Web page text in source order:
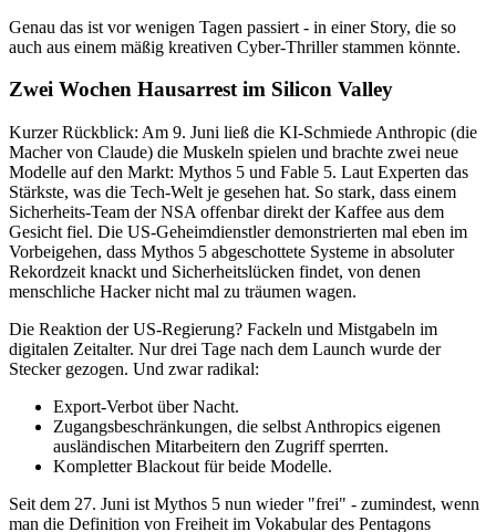
Genau das ist vor wenigen Tagen passiert - in einer Story, die so
auch aus einem mäßig kreativen Cyber-Thriller stammen könnte.
Zwei Wochen Hausarrest im Silicon Valley
Kurzer Rückblick: Am 9. Juni ließ die KI-Schmiede Anthropic (die
Macher von Claude) die Muskeln spielen und brachte zwei neue
Modelle auf den Markt: Mythos 5 und Fable 5. Laut Experten das
Stärkste, was die Tech-Welt je gesehen hat. So stark, dass einem
Sicherheits-Team der NSA offenbar direkt der Kaffee aus dem
Gesicht fiel. Die US-Geheimdienstler demonstrierten mal eben im
Vorbeigehen, dass Mythos 5 abgeschottete Systeme in absoluter
Rekordzeit knackt und Sicherheitslücken findet, von denen
menschliche Hacker nicht mal zu träumen wagen.
Die Reaktion der US-Regierung? Fackeln und Mistgabeln im
digitalen Zeitalter. Nur drei Tage nach dem Launch wurde der
Stecker gezogen. Und zwar radikal:
Export-Verbot über Nacht.
Zugangsbeschränkungen, die selbst Anthropics eigenen
ausländischen Mitarbeitern den Zugriff sperrten.
Kompletter Blackout für beide Modelle.
Seit dem 27. Juni ist Mythos 5 nun wieder "frei" - zumindest, wenn
man die Definition von Freiheit im Vokabular des Pentagons